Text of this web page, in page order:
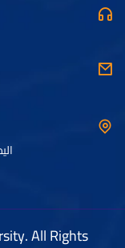
All Rights